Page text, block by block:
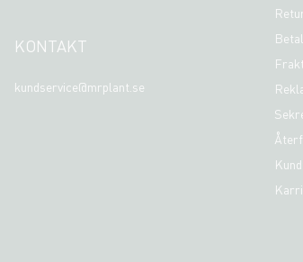
KONTAKT
kundservice@mrplant.se